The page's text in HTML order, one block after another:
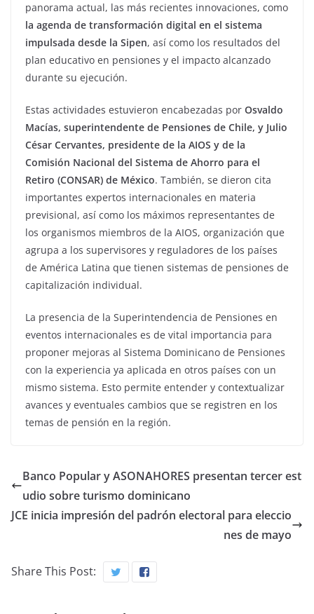
panorama actual, las más recientes innovaciones, como
la agenda de transformación digital en el sistema
impulsada desde la Sipen, así como los resultados del
plan educativo en pensiones y el impacto alcanzado
durante su ejecución.
Estas actividades estuvieron encabezadas por Osvaldo
Macías, superintendente de Pensiones de Chile, y Julio
César Cervantes, presidente de la AIOS y de la
Comisión Nacional del Sistema de Ahorro para el
Retiro (CONSAR) de México. También, se dieron cita
importantes expertos internacionales en materia
previsional, así como los máximos representantes de
los organismos miembros de la AIOS, organización que
agrupa a los supervisores y reguladores de los países
de América Latina que tienen sistemas de pensiones de
capitalización individual.
La presencia de la Superintendencia de Pensiones en
eventos internacionales es de vital importancia para
proponer mejoras al Sistema Dominicano de Pensiones
con la experiencia ya aplicada en otros países con un
mismo sistema. Esto permite entender y contextualizar
avances y eventuales cambios que se registren en los
temas de pensión en la región.
Banco Popular y ASONAHORES presentan tercer est
udio sobre turismo dominicano
JCE inicia impresión del padrón electoral para eleccio
nes de mayo
Share This Post: